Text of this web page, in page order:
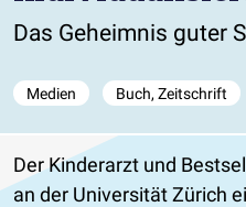
Das Geheimnis guter
Medien Buch, Zeitschrift
Der Kinderarzt und
an der Universität Zürich